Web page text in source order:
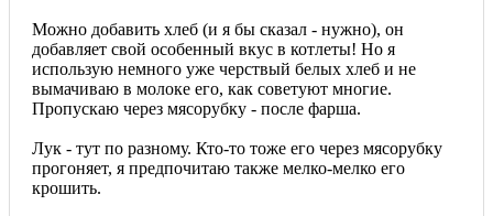
Можно добавить хлеб (и я бы сказал - нужно), он
добавляет свой особенный вкус в котлеты! Но я
использую немного уже черствый белых хлеб и не
вымачиваю в молоке его, как советуют многие.
Пропускаю через мясорубку - после фарша.
Лук - тут по разному. Кто-то тоже его через мясорубку
прогоняет, я предпочитаю также мелко-мелко его
крошить.